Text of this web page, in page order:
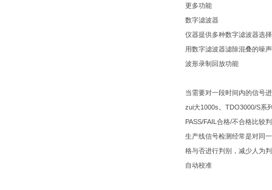
更多功能
数字滤波器
仪器提供多种数字滤波器选
用数字滤波器滤除混叠的噪
波形录制回放功能
当需要对一段时间内的信号
zui大1000s。TDO3000/S系
PASS/FAIL合格/不合格比较
生产线信号检测经常是对同
格与否进行判别，减少人为
自动校准